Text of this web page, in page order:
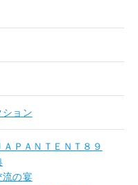
ョン
ＡＰＡＮＴＥＮＴ８９
流の宴